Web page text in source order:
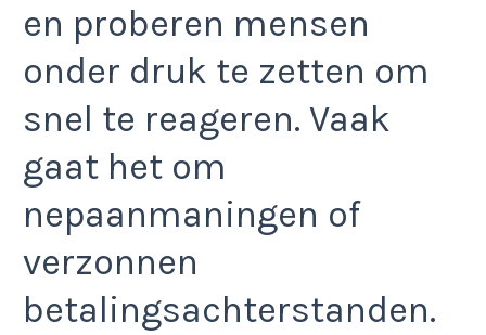
en proberen mensen
onder druk te zetten om
snel te reageren. Vaak
gaat het om
nepaanmaningen of
verzonnen
betalingsachterstanden.